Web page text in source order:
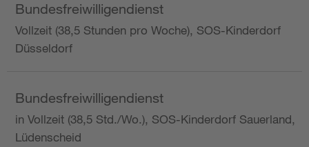
Bundesfreiwilligendienst
Vollzeit (38,5 Stunden pro Woche), SOS-Kinderdorf
Düsseldorf
Bundesfreiwilligendienst
in Vollzeit (38,5 Std./Wo.), SOS-Kinderdorf Sauerland,
Lüdenscheid